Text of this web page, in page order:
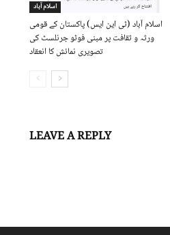
اسلام آباد
اسلام آباد (ٹی این ایس) پاکستان کے قومی
ورثہ و ثقافت پر مبنی فوٹو جرنلسٹ کی
تصویری نمائش کا انعقاد
LEAVE A REPLY